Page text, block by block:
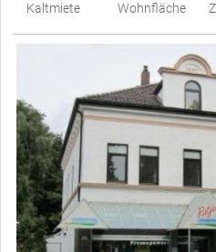
Kaltmiete
Wohnfläche